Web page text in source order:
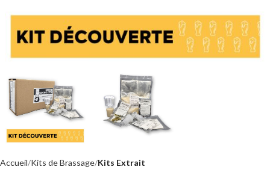
Accueil Kits de Brassage Kits Extrait